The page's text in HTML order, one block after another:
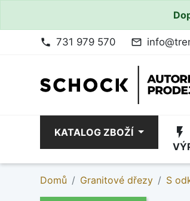
phone 731 979 570 mail_outline
KATALOG ZBOŽÍ flash_on
Domů Granitové dřezy S